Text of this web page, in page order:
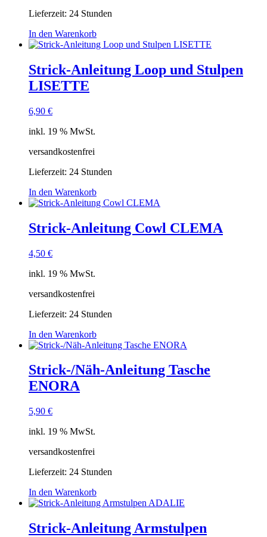
Lieferzeit: 24 Stunden
In den Warenkorb
Strick-Anleitung Loop und Stulpen
LISETTE
6,90 €
inkl. 19 % MwSt.
versandkostenfrei
Lieferzeit: 24 Stunden
In den Warenkorb
Strick-Anleitung Cowl CLEMA
4,50 €
inkl. 19 % MwSt.
versandkostenfrei
Lieferzeit: 24 Stunden
In den Warenkorb
Strick-/Näh-Anleitung Tasche
ENORA
5,90 €
inkl. 19 % MwSt.
versandkostenfrei
Lieferzeit: 24 Stunden
In den Warenkorb
Strick-Anleitung Armstulpen